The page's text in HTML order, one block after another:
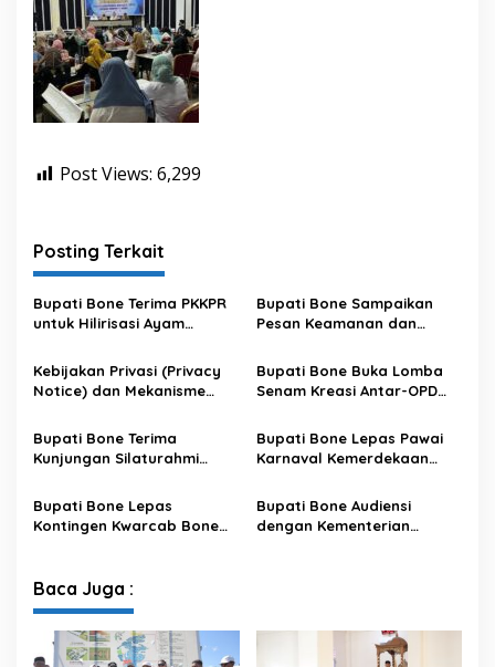
Post Views: 6,299
Posting Terkait
Bupati Bone Terima PKKPR
untuk Hilirisasi Ayam
Bupati Bone Sampaikan
Pesan Keamanan dan
Kebijakan Privasi (Privacy
Notice) dan Mekanisme
Data pada Portal Bone
Satu Data
Bupati Bone Buka Lomba
Senam Kreasi Antar-OPD
Bupati Bone Terima
Kunjungan Silaturahmi
XIV/Hasanuddin
Bupati Bone Lepas Pawai
Karnaval Kemerdekaan
Sambut HUT ke-81 RI
Bupati Bone Lepas
Kontingen Kwarcab Bone
Bupati Bone Audiensi
dengan Kementerian
Baca Juga :